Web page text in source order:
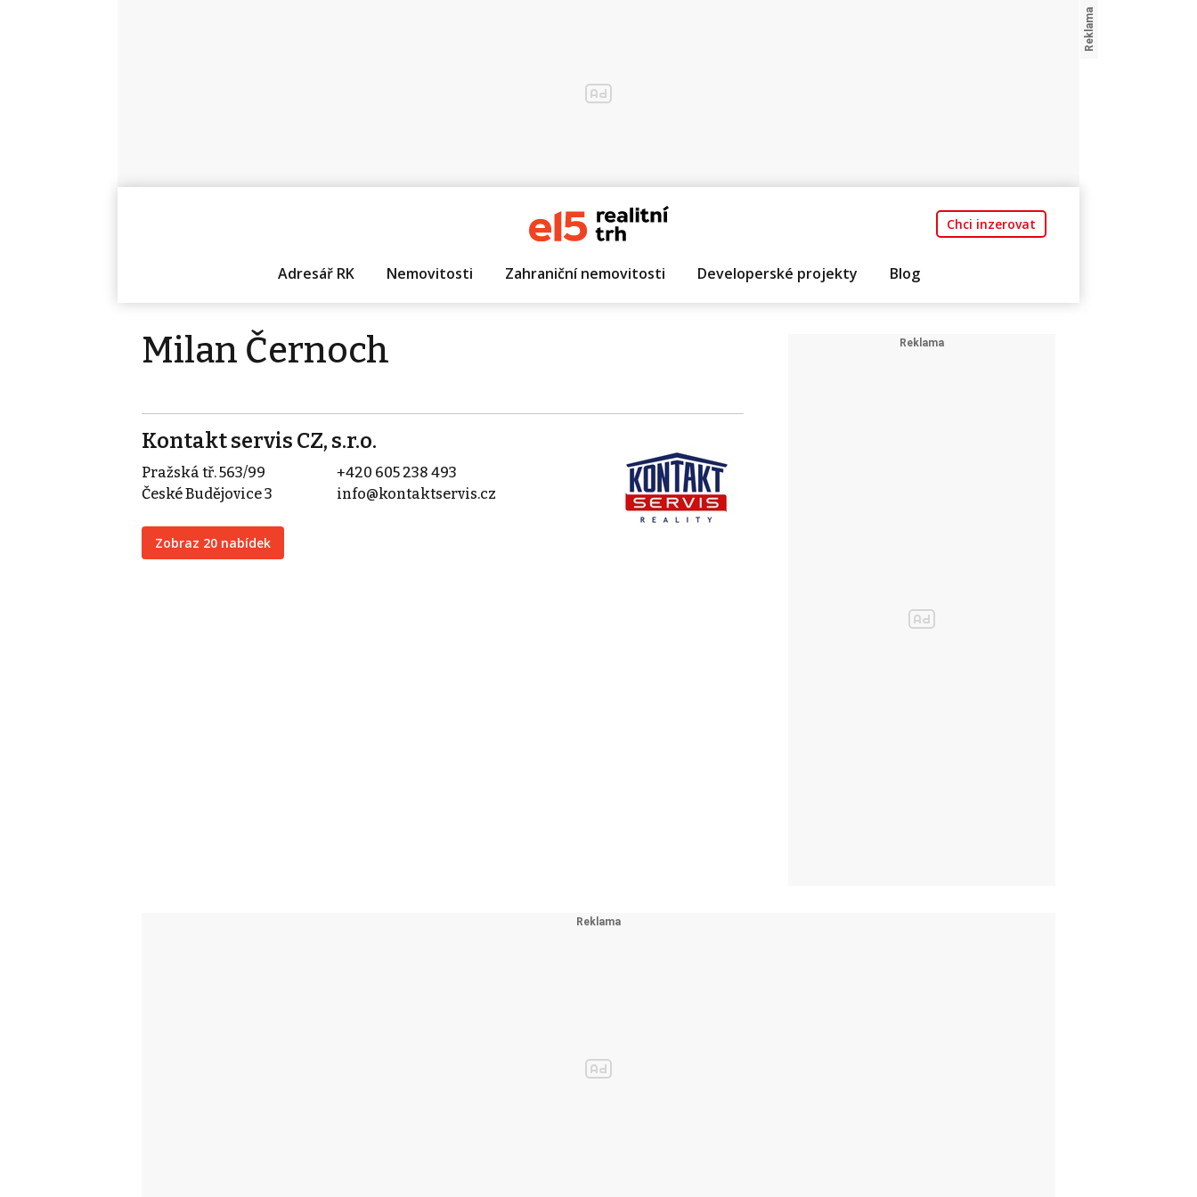
Chci inzerovat
Adresář RK Nemovitosti Zahraniční nemovitosti Developerské projekty Blog
Milan Černoch
Kontakt servis CZ, s.r.o.
Pražská tř. 563/99
České Budějovice 3
Zobraz 20 nabídek
+420 605 238 493
info@kontaktservis.cz